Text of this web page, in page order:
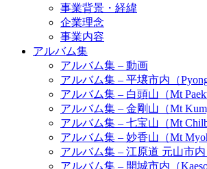
事業背景・経緯
企業理念
事業内容
アルバム集
アルバム集 – 動画
アルバム集 – 平壌市内（
アルバム集 – 白頭山（Mt
アルバム集 – 金剛山（Mt
アルバム集 – 七宝山（Mt
アルバム集 – 妙香山（Mt
アルバム集 – 江原道 元山市内
アルバム集 – 開城市内（